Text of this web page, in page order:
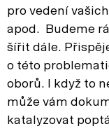
pro vedení
apod. Budeme
šířit dále.
o této
oborů. I když to
může vám
katalyzovat